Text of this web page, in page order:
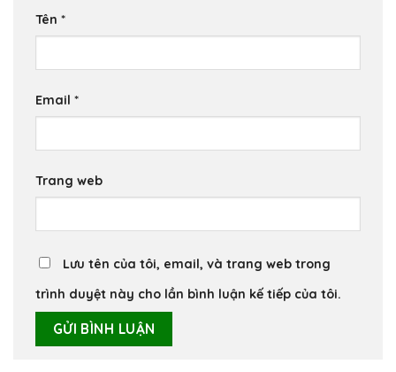
Tên *
Email *
Trang web
Lưu tên của tôi, email, và trang web trong
trình duyệt này cho lần bình luận kế tiếp của tôi.